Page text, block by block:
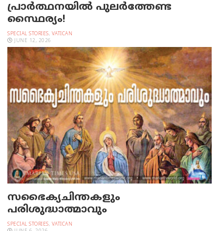
പ്രാര്‍ത്ഥനയില്‍ പുലര്‍ത്തേണ്ട
സ്ഥൈര്യം!
SPECIAL STORIES, VATICAN
JUNE 12, 2026
സഭൈക്യചിന്തകളും
പരിശുദ്ധാത്മാവും
SPECIAL STORIES, VATICAN